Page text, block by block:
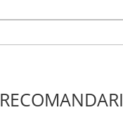
RECOMANDARI